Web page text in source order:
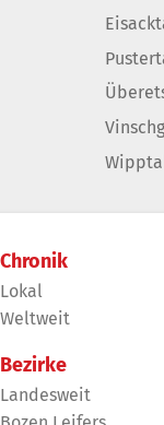
Chronik
Lokal
Weltweit
Bezirke
Landesweit